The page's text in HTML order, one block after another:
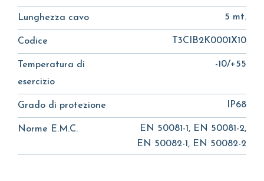
Lunghezza cavo 5 mt.
Codice T3CIB2K0001X10
Temperatura di
esercizio
-10/+55
Grado di protezione IP68
Norme E.M.C.
EN 50081-1, EN 50081-2,
EN 50082-1, EN 50082-2